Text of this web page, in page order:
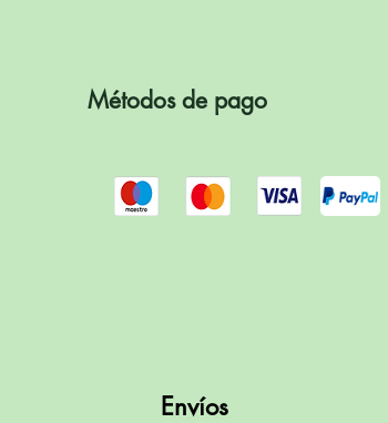
Métodos de pago
Envíos